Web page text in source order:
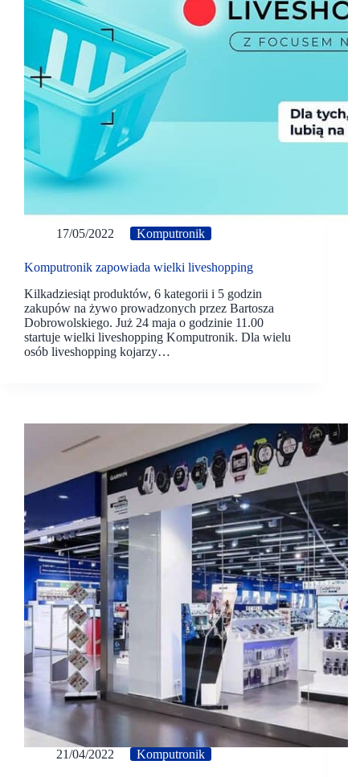
17/05/2022 Komputronik
Komputronik zapowiada wielki liveshopping
Kilkadziesiąt produktów, 6 kategorii i 5 godzin
zakupów na żywo prowadzonych przez Bartosza
Dobrowolskiego. Już 24 maja o godzinie 11.00
startuje wielki liveshopping Komputronik. Dla wielu
osób liveshopping kojarzy…
21/04/2022 Komputronik